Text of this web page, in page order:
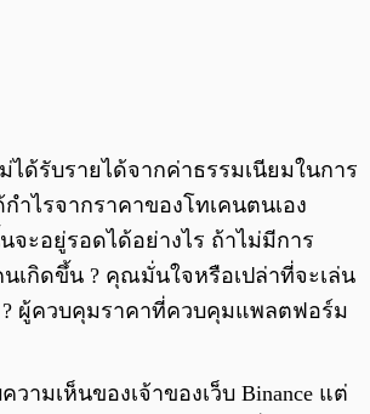
ม่ได้รับรายได้จากค่าธรรมเนียมในการ
ำไรจากราคาของโทเคนตนเอง
จะอยู่รอดได้อย่างไร ถ้าไม่มีการ
เกิดขึ้น ? คุณมั่นใจหรือเปล่าที่จะเล่น
ผู้ควบคุมราคาที่ควบคุมแพลตฟอร์ม
วามเห็นของเจ้าของเว็บ Binance แต่